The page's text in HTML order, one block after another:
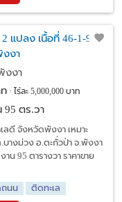
แปลง เนื้อที่ 46-1-95
งา
งงา
ไร่ละ 5,000,000 บาท
95 ตร.วา
ลดี จังหวัดพังงา เหมาะ
างม่วง อ.ตะกั่วป่า จ.พังงา
น 95 ตารางวา ราคาขาย
นน ติดทะเล